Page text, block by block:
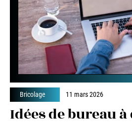
Bricolage 11 mars 2026
Idées de bureau